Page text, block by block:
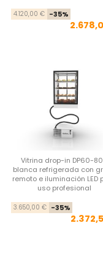
4.120,00 € -35%
Vitrina drop-in DP60-
blanca refrigerada con
remoto e iluminación LED
uso profesional
3.650,00 € -35%